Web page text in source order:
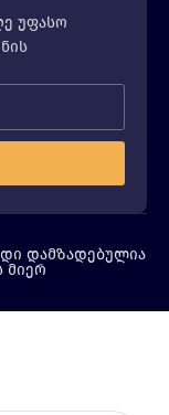
უფასო
დამზადებულია
მიერ